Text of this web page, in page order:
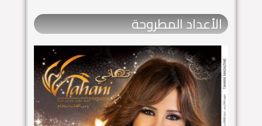
الأعداد المطروحة​